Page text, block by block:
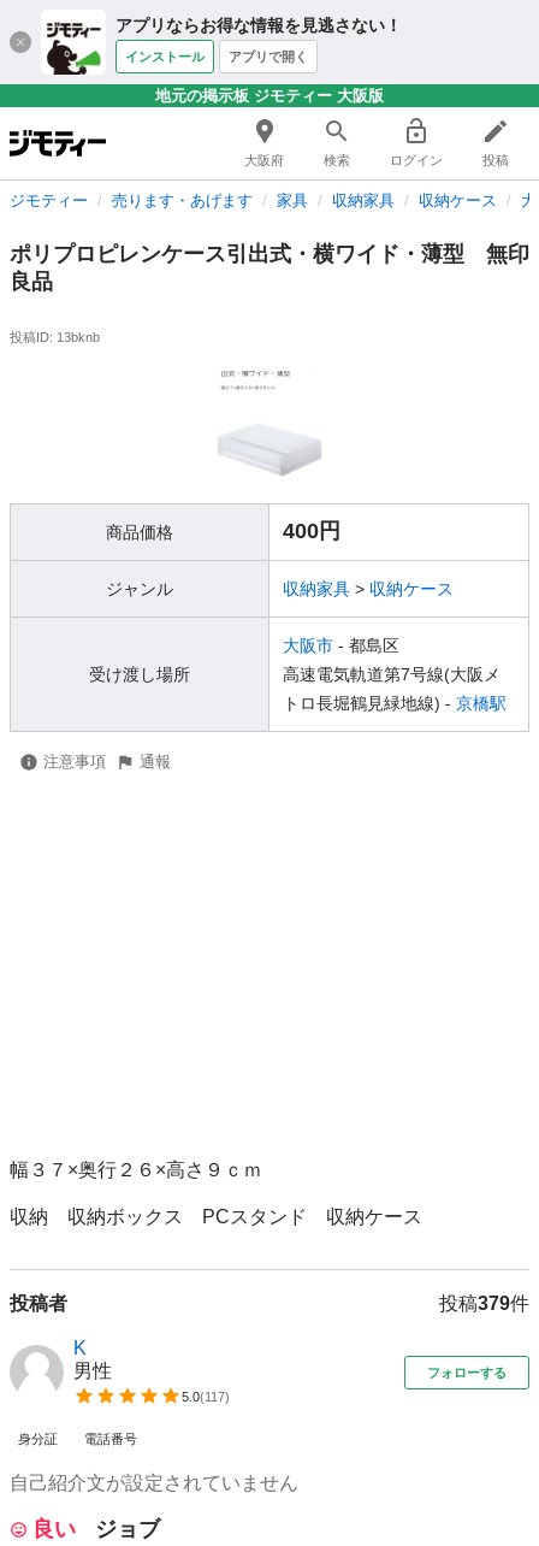
アプリならお得な情報を見逃さない！
インストール アプリで開く
地元の掲示板 ジモティー 大阪版
大阪府 検索 ログイン 投稿
ジモティー 売ります・あげます 家具 収納家具 収納ケース
ポリプロピレンケース引出式・横ワイド・薄型 無印
良品
投稿ID: 13bknb
商品価格 400円
ジャンル 収納家具 > 収納ケース
受け渡し場所
大阪市 - 都島区
高速電気軌道第7号線(大阪メ
トロ長堀鶴見緑地線) - 京橋駅
注意事項 通報
幅３７×奥行２６×高さ９ｃｍ
収納　収納ボックス　PCスタンド　収納ケース
投稿者 投稿379件
K
男性
5.0(117)
フォローする
身分証 電話番号
自己紹介文が設定されていません
良い ジョブ